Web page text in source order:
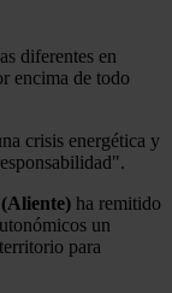
diferentes en
encima de todo
crisis energética y
ha remitido
un
para